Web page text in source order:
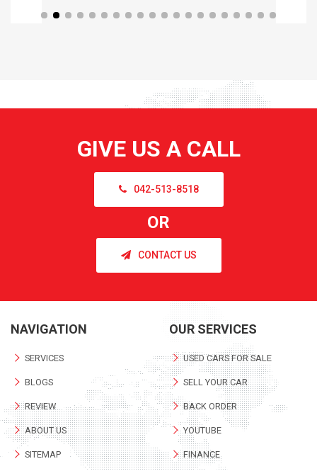
GIVE US A CALL
042-513-8518
OR
CONTACT US
NAVIGATION
SERVICES
BLOGS
REVIEW
ABOUT US
SITEMAP
OUR SERVICES
USED CARS FOR SALE
SELL YOUR CAR
BACK ORDER
YOUTUBE
FINANCE